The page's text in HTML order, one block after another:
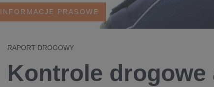
INFORMACJE PRASOWE
RAPORT DROGOWY
Kontrole drogowe